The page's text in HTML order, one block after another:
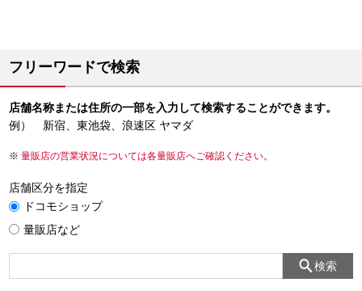
フリーワードで検索
店舗名称または住所の一部を入力して検索することができます。
例） 新宿、東池袋、浪速区 ヤマダ
量販店の営業状況については各量販店へご確認ください。
店舗区分を指定
ドコモショップ
量販店など
検索